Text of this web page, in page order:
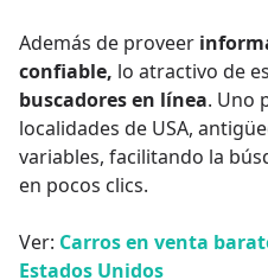
Además de proveer
confiable, lo atractivo de
buscadores en línea. Uno
localidades de USA,
variables, facilitando la
en pocos clics.
Ver: Carros en venta
Estados Unidos